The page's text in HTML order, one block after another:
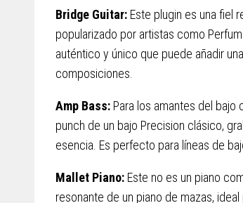
Bridge Guitar: Este plugin es una fiel
popularizado por artistas como
auténtico y único que puede añadir
composiciones.
Amp Bass: Para los amantes del
punch de un bajo Precision clásico,
esencia. Es perfecto para líneas de
Mallet Piano: Este no es un piano
resonante de un piano de mazas,